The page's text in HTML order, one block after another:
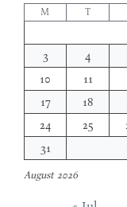
August 2026
M T
3
4
10
11
17
18
24
25
31